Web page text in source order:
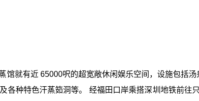
馆就有近 65000呎的超宽敞休闲娱乐空间，设施包括汤
各种特色汗蒸筎洞等。 经福田口岸乘搭深圳地铁前往